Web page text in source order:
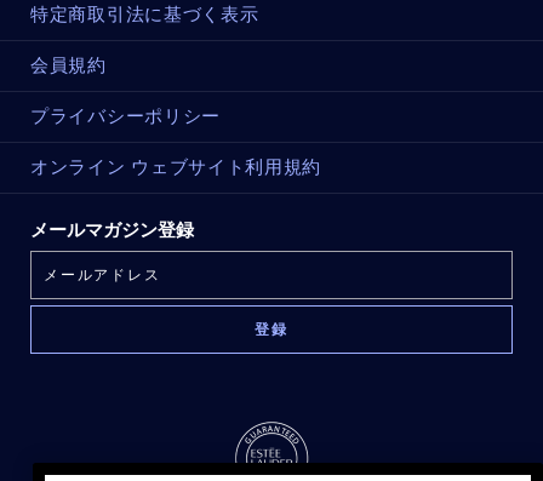
特定商取引法に基づく表示
会員規約
プライバシーポリシー
オンライン ウェブサイト利用規約
メールマガジン登録